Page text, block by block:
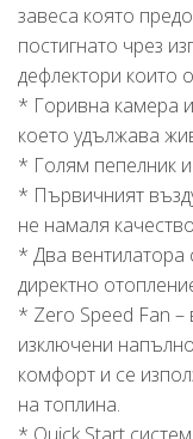
завеса която
постигнато чрез
дефлектори които
* Горивна камера
което удължава
* Голям пепелник
* Първичният
не намаля
* Два вентилатора
директно
* Zero Speed Fan –
изключени
комфорт и се
на топлина.